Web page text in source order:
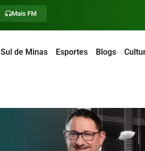
Mais FM
Sul de Minas Esportes Blogs